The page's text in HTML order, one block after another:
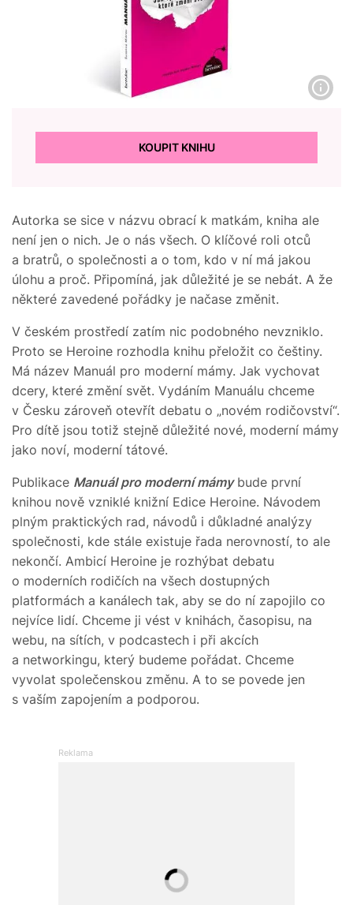
KOUPIT KNIHU
Autorka se sice v názvu obrací k matkám, kniha ale
není jen o nich. Je o nás všech. O klíčové roli otců
a bratrů, o společnosti a o tom, kdo v ní má jakou
úlohu a proč. Připomíná, jak důležité je se nebát. A že
některé zavedené pořádky je načase změnit.
V českém prostředí zatím nic podobného nevzniklo.
Proto se Heroine rozhodla knihu přeložit co češtiny.
Má název Manuál pro moderní mámy. Jak vychovat
dcery, které změní svět. Vydáním Manuálu chceme
v Česku zároveň otevřít debatu o „novém rodičovství“.
Pro dítě jsou totiž stejně důležité nové, moderní mámy
jako noví, moderní tátové.
Publikace Manuál pro moderní mámybude první
knihou nově vzniklé knižní Edice Heroine. Návodem
plným praktických rad, návodů i důkladné analýzy
společnosti, kde stále existuje řada nerovností, to ale
nekončí. Ambicí Heroine je rozhýbat debatu
o moderních rodičích na všech dostupných
platformách a kanálech tak, aby se do ní zapojilo co
nejvíce lidí. Chceme ji vést v knihách, časopisu, na
webu, na sítích, v podcastech i při akcích
a networkingu, který budeme pořádat. Chceme
vyvolat společenskou změnu. A to se povede jen
s vaším zapojením a podporou.